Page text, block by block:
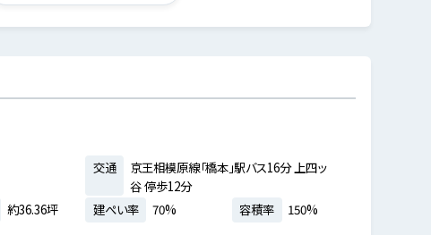
交通
京王相模原線「橋本」駅バス16分 上四ッ
谷 停歩12分
約36.36坪 建ぺい率 70% 容積率 150%